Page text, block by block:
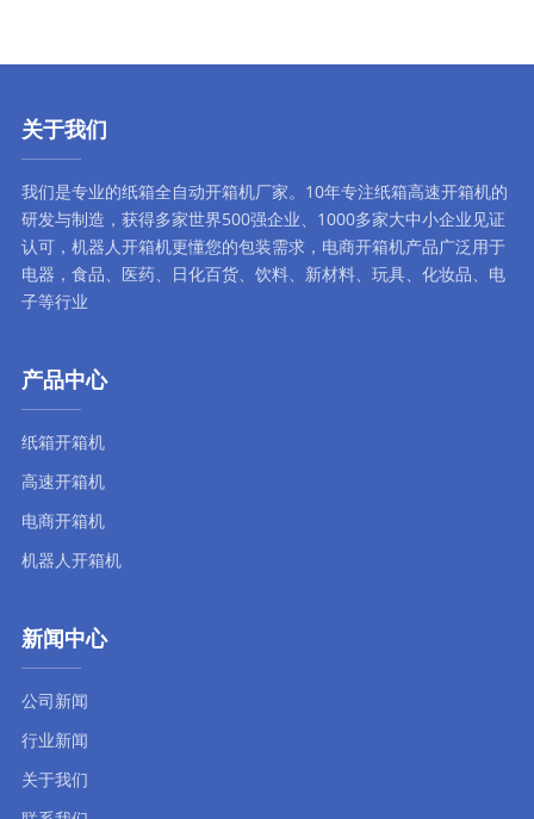
关于我们
我们是专业的纸箱全自动开箱机厂家。10年专注纸箱高速开箱机的
研发与制造，获得多家世界500强企业、1000多家大中小企业见证
认可， 机器人开箱机更懂您的包装需求， 电商开箱机产品广泛用于
电器，食品、医药、日化百货、饮料、新材料、玩具、化妆品、电
子等行业
产品中心
纸箱开箱机
高速开箱机
电商开箱机
机器人开箱机
新闻中心
公司新闻
行业新闻
关于我们